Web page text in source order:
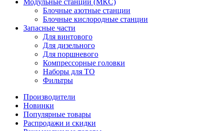
Модульные станции (МКС)
Блочные азотные станции
Блочные кислородные станции
Запасные части
Для винтового
Для дизельного
Для поршневого
Компрессорные головки
Наборы для ТО
Фильтры
Производители
Новинки
Популярные товары
Распродажи и скидки